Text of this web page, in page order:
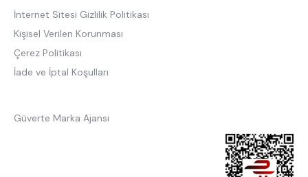
İnternet Sitesi Gizlilik Politikası
Kişisel Verilen Korunması
Çerez Politikası
İade ve İptal Koşulları
Güverte Marka Ajansı